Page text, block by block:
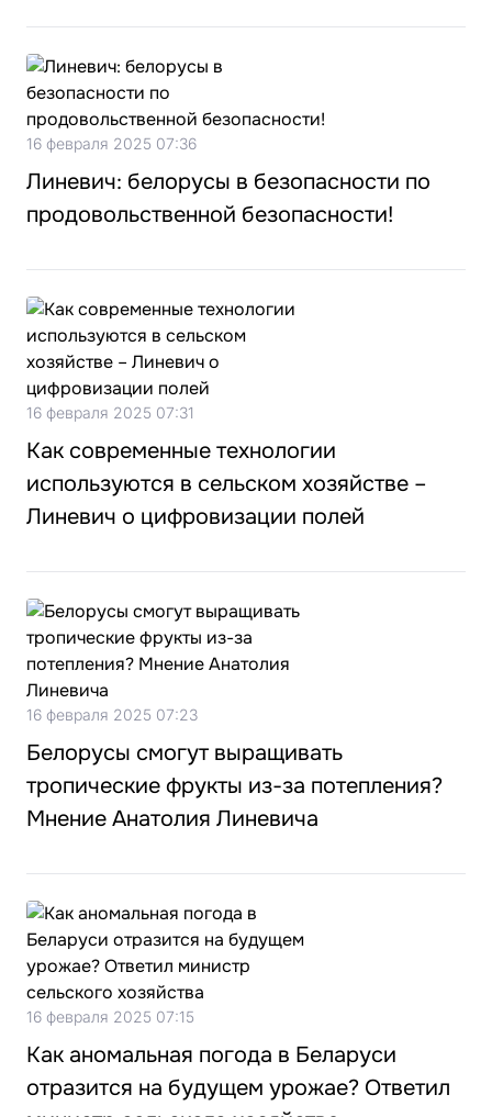
16 февраля 2025 07:36
Линевич: белорусы в безопасности по
продовольственной безопасности!
16 февраля 2025 07:31
Как современные технологии
используются в сельском хозяйстве –
Линевич о цифровизации полей
16 февраля 2025 07:23
Белорусы смогут выращивать
тропические фрукты из-за потепления?
Мнение Анатолия Линевича
16 февраля 2025 07:15
Как аномальная погода в Беларуси
отразится на будущем урожае? Ответил